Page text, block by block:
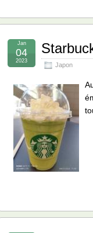
Japon
Jan
04
2023